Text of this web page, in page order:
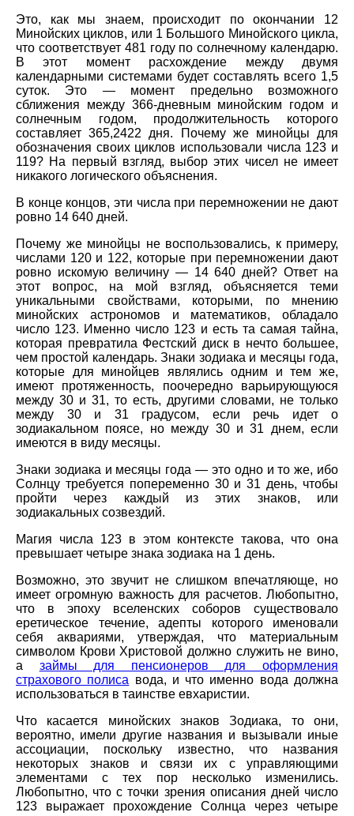
Это, как мы знаем, происходит по окончании 12
Минойских циклов, или 1 Большого Минойского цикла,
что соответствует 481 году по солнечному календарю.
В этот момент расхождение между двумя
календарными системами будет составлять всего 1,5
суток. Это — момент предельно возможного
сближения между 366-дневным минойским годом и
солнечным годом, продолжительность которого
составляет 365,2422 дня. Почему же минойцы для
обозначения своих циклов использовали числа 123 и
119? На первый взгляд, выбор этих чисел не имеет
никакого логического объяснения.
В конце концов, эти числа при перемножении не дают
ровно 14 640 дней.
Почему же минойцы не воспользовались, к примеру,
числами 120 и 122, которые при перемножении дают
ровно искомую величину — 14 640 дней? Ответ на
этот вопрос, на мой взгляд, объясняется теми
уникальными свойствами, которыми, по мнению
минойских астрономов и математиков, обладало
число 123. Именно число 123 и есть та самая тайна,
которая превратила Фестский диск в нечто большее,
чем простой календарь. Знаки зодиака и месяцы года,
которые для минойцев являлись одним и тем же,
имеют протяженность, поочередно варьирующуюся
между 30 и 31, то есть, другими словами, не только
между 30 и 31 градусом, если речь идет о
зодиакальном поясе, но между 30 и 31 днем, если
имеются в виду месяцы.
Знаки зодиака и месяцы года — это одно и то же, ибо
Солнцу требуется попеременно 30 и 31 день, чтобы
пройти через каждый из этих знаков, или
зодиакальных созвездий.
Магия числа 123 в этом контексте такова, что она
превышает четыре знака зодиака на 1 день.
Возможно, это звучит не слишком впечатляюще, но
имеет огромную важность для расчетов. Любопытно,
что в эпоху вселенских соборов существовало
еретическое течение, адепты которого именовали
себя аквариями, утверждая, что материальным
символом Крови Христовой должно служить не вино,
а займы для пенсионеров для оформления
страхового полиса вода, и что именно вода должна
использоваться в таинстве евхаристии.
Что касается минойских знаков Зодиака, то они,
вероятно, имели другие названия и вызывали иные
ассоциации, поскольку известно, что названия
некоторых знаков и связи их с управляющими
элементами с тех пор несколько изменились.
Любопытно, что с точки зрения описания дней число
123 выражает прохождение Солнца через четыре